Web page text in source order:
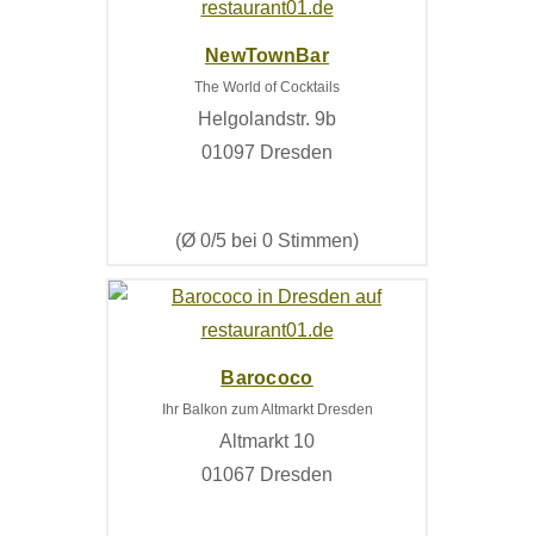
NewTownBar
The World of Cocktails
Helgolandstr. 9b
01097 Dresden
(Ø 0/5 bei 0 Stimmen)
Barococo
Ihr Balkon zum Altmarkt Dresden
Altmarkt 10
01067 Dresden